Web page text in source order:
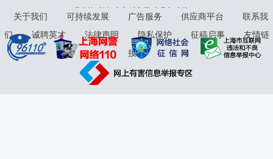
jubao@eastmoney.com
31010402000120号版权所有:东方财富网意见与建议:4000300059/952500
关于我们 可持续发展 广告服务 供应商平台
联系我
们
诚聘英才 法律声明 隐私保护 征稿启事
友情链
接